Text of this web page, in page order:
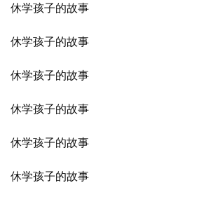
休学孩子的故事
休学孩子的故事
休学孩子的故事
休学孩子的故事
休学孩子的故事
休学孩子的故事